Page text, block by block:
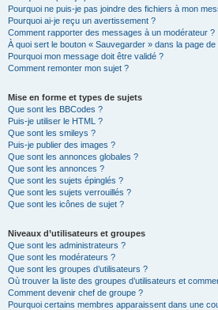
Pourquoi ne puis-je pas joindre des fichiers à mon
Pourquoi ai-je reçu un avertissement ?
Comment rapporter des messages à un modérateur ?
À quoi sert le bouton « Sauvegarder » dans la page
Pourquoi mon message doit être validé ?
Comment remonter mon sujet ?
Mise en forme et types de sujets
Que sont les BBCodes ?
Puis-je utiliser le HTML ?
Que sont les smileys ?
Puis-je publier des images ?
Que sont les annonces globales ?
Que sont les annonces ?
Que sont les sujets épinglés ?
Que sont les sujets verrouillés ?
Que sont les icônes de sujet ?
Niveaux d’utilisateurs et groupes
Que sont les administrateurs ?
Que sont les modérateurs ?
Que sont les groupes d’utilisateurs ?
Où trouver la liste des groupes d’utilisateurs et
Comment devenir chef de groupe ?
Pourquoi certains membres apparaissent dans une